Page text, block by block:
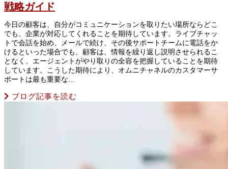
戦略ガイド
今日の顧客は、自分がコミュニケーションを取りたい場所ならどこ
でも、企業が対応してくれることを期待しています。ライブチャッ
トで会話を始め、メールで続け、その後サポートチームに電話をか
けるといった場合でも、顧客は、情報を繰り返し説明させられるこ
となく、エージェントがやり取りの全容を把握していることを期待
しています。こうした期待により、オムニチャネルのカスタマーサ
ポートは最も重要な...
ブログ記事を読む